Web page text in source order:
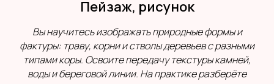
Пейзаж, рисунок
Вы научитесь изображать природные формы и
фактуры: траву, корни и стволы деревьев с разными
типами коры. Освоите передачу текстуры камней,
воды и береговой линии. На практике разберёте